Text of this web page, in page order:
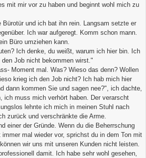
mit mir vor zu haben und beginnt wohl mich zu
Bürotür und ich bat ihn rein. Langsam setzte er
Ich war aufgeregt. Komm schon mann.
Büro umziehen kann.
Ich denke, du weißt, warum ich hier bin. Ich
Job nicht bekommen wirst."
Moment mal. Was? Wieso das denn? Wollen
krieg ich den Job nicht? Ich hab mich hier
dann kommen Sie und sagen nee?", ich dachte,
ich muss mich verhört haben. Der verarscht
lehnte ich mich in meinen Stuhl nach
zurück und verschränkte die Arme.
einer der Gründe. Wenn du die Beherrschung
mal wieder vor, sprichst du in dem Ton mit
wir uns mit unseren Kunden nicht leisten.
damit. Ich habe sehr wohl gesehen,